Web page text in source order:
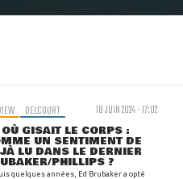
DELCOURT 18 JUIN 2024 - 17:02
GISAIT LE CORPS :
UN SENTIMENT DE
LU DANS LE DERNIER
PHILLIPS ?
quelques années, Ed Brubaker a opté